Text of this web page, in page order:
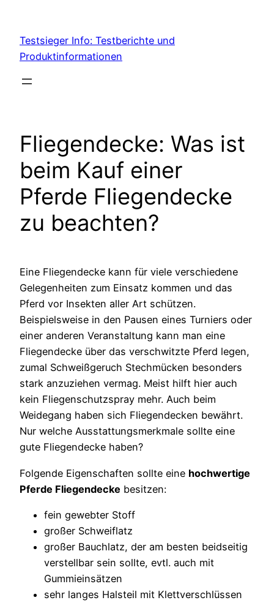
content
Testsieger Info: Testberichte und
Produktinformationen
Fliegendecke: Was ist
beim Kauf einer
Pferde Fliegendecke
zu beachten?
Eine Fliegendecke kann für viele verschiedene
Gelegenheiten zum Einsatz kommen und das
Pferd vor Insekten aller Art schützen.
Beispielsweise in den Pausen eines Turniers oder
einer anderen Veranstaltung kann man eine
Fliegendecke über das verschwitzte Pferd legen,
zumal Schweißgeruch Stechmücken besonders
stark anzuziehen vermag. Meist hilft hier auch
kein Fliegenschutzspray mehr. Auch beim
Weidegang haben sich Fliegendecken bewährt.
Nur welche Ausstattungsmerkmale sollte eine
gute Fliegendecke haben?
Folgende Eigenschaften sollte eine hochwertige
Pferde Fliegendecke besitzen:
fein gewebter Stoff
großer Schweiflatz
großer Bauchlatz, der am besten beidseitig
verstellbar sein sollte, evtl. auch mit
Gummieinsätzen
sehr langes Halsteil mit Klettverschlüssen